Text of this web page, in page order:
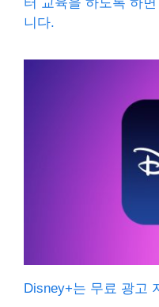
니다.
Disney+는 무료 광고